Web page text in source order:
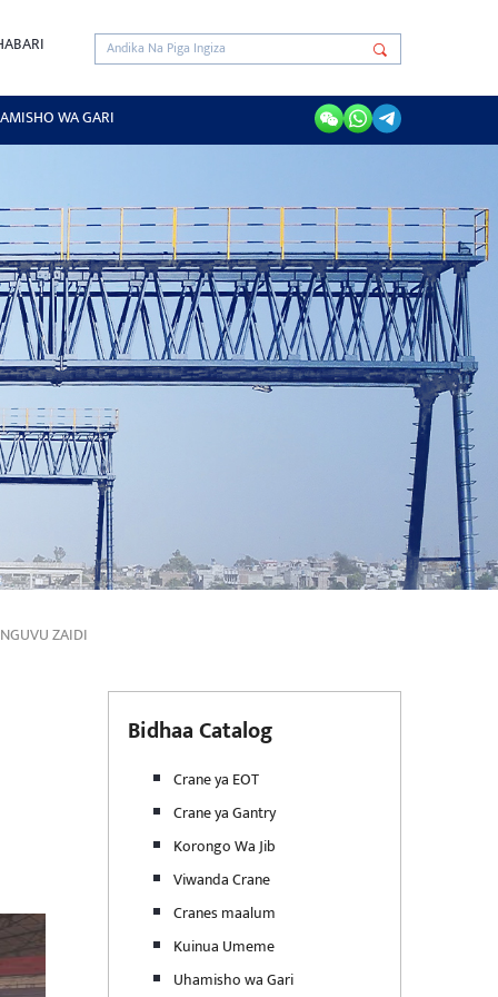
WA GARI
ZAIDI
Bidhaa Catalog
Crane ya EOT
Crane ya Gantry
Korongo Wa Jib
Viwanda Crane
Cranes maalum
Kuinua Umeme
Uhamisho wa Gari